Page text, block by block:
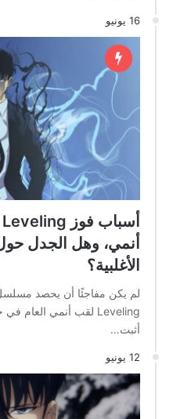
16 يونيو
أنمي، وهل الجدل
الأغلبية؟
أثبت…
12 يونيو